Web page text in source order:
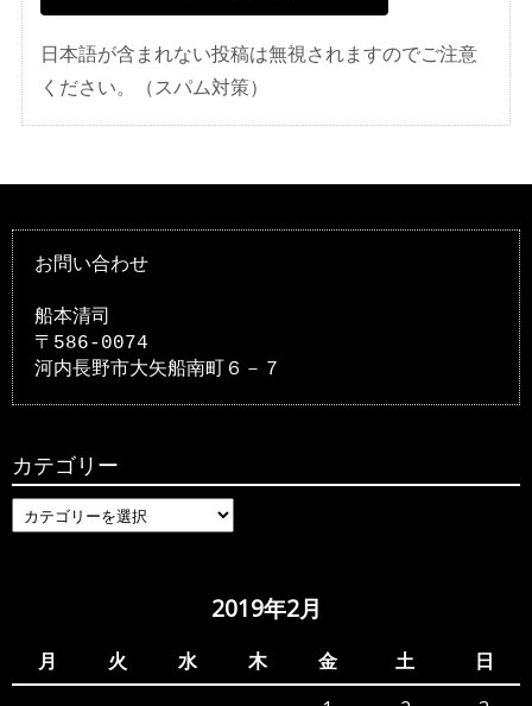
日本語が含まれない投稿は無視されますのでご注意
ください。（スパム対策）
お問い合わせ
船本清司
〒586-0074
河内長野市大矢船南町６－７
カテゴリー
カ
テ
2019年2月
月 火 水 木 金 土
日